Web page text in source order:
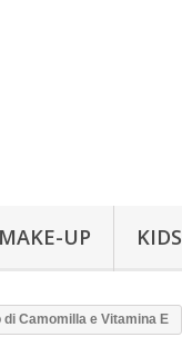
MAKE-UP KIDS
Camomilla e Vitamina E